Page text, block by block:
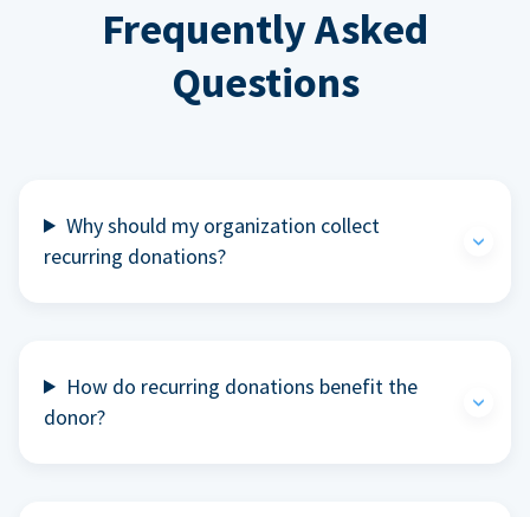
Frequently Asked
Questions
Why should my organization collect
recurring donations?
How do recurring donations benefit the
donor?